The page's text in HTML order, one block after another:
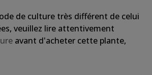
de culture très différent de celui
veuillez lire attentivement
avant d'acheter cette plante,